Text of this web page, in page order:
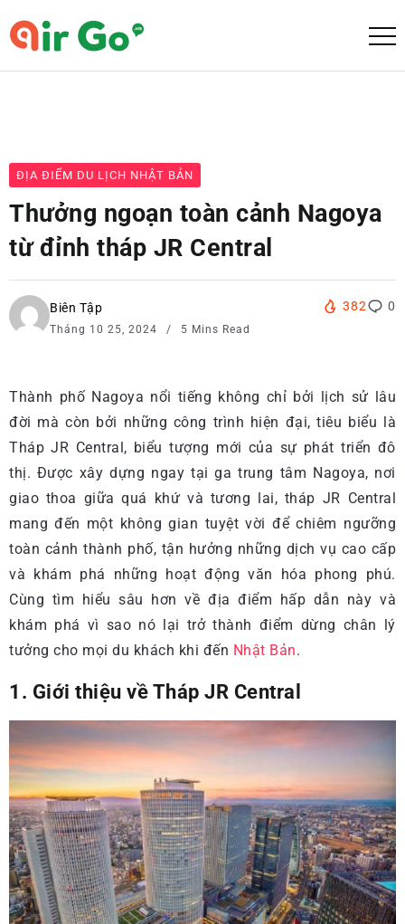
ĐỊA ĐIỂM DU LỊCH NHẬT BẢN
Thưởng ngoạn toàn cảnh Nagoya
từ đỉnh tháp JR Central
Biên Tập
Tháng 10 25, 2024 5 Mins Read
382 0
Thành phố Nagoya nổi tiếng không chỉ bởi lịch sử lâu
đời mà còn bởi những công trình hiện đại, tiêu biểu là
Tháp JR Central, biểu tượng mới của sự phát triển đô
thị. Được xây dựng ngay tại ga trung tâm Nagoya, nơi
giao thoa giữa quá khứ và tương lai, tháp JR Central
mang đến một không gian tuyệt vời để chiêm ngưỡng
toàn cảnh thành phố, tận hưởng những dịch vụ cao cấp
và khám phá những hoạt động văn hóa phong phú.
Cùng tìm hiểu sâu hơn về địa điểm hấp dẫn này và
khám phá vì sao nó lại trở thành điểm dừng chân lý
tưởng cho mọi du khách khi đến Nhật Bản.
1. Giới thiệu về Tháp JR Central